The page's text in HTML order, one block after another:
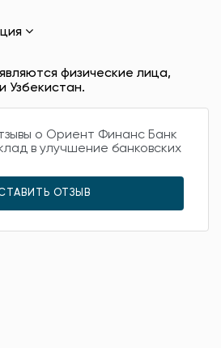
физические лица,
Узбекистан.
о Ориент Финанс Банк
в улучшение банковских
ОТЗЫВ